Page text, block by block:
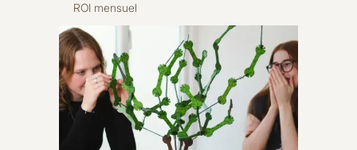
ROI mensuel